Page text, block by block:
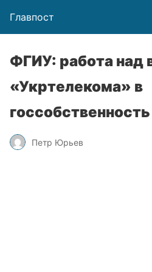
Главпост
ФГИУ: работа над
«Укртелекома» в
Петр Юрьев